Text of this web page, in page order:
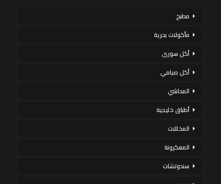
مطبخ
مأكولات بحرية
أكل سورى
أكل صيامي
المحاشي
أطباق خليجية
المخللات
المعكرونة
سندوتشات